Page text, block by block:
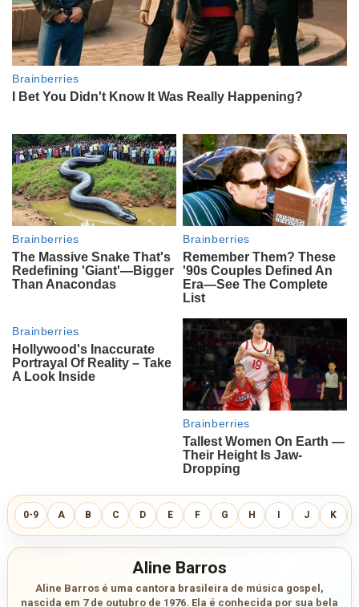
0-9 A B C D E F G H I J K
Aline Barros
Aline Barros é uma cantora brasileira de música gospel,
nascida em 7 de outubro de 1976. Ela é conhecida por sua bela